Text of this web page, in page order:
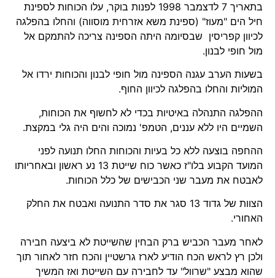
בתאריך 7 לדצמבר 1998 לפנות בוקר, עלו הכוחות לספינת
חיל הים "מעוז" (ספינת משא אזרחית מוסווה) והחלו בהפלגה
לכיוון קפריסין שבסיומה היתה הספינה צריכה להתמקם אל
מול חופי לבנון.
בשעות הערב עגנה הספינה מול חופי לבנון והכוחות ירדו אל
המוליות והחלו בהפלגה לכיוון החוף.
ההפלגה התנהלה באיטיות בכדי לא לחשוף את הכוחות,
השמיים היו ללא עננים, הטמפ' נמוכה והים היה גלי במקצת.
ההחפה בוצעה ללא כל בעיות והכוחות החלו תנועה לפני
המועד הקבוע בלו"ז כאשר כוח שייטת 13 נע ראשון ובאחריותו
לאבטח את מעבר שני הכבישים של כלל הכוחות.
הצוות של גדוד 13 סגר את סדר התנועה ואבטח את החלק
האחורי.
לאחר מעבר הכביש ברק הבחין שהשייטת לא ביצעה חבירה
ולכן רץ לראש הכח הודיע לארז גרשטיין והכח חזר לאחור תוך
שהוא מבצע "שרוול" עד לחבירה עם השייטת ואז המשיך